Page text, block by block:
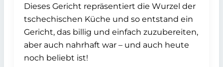
Dieses Gericht repräsentiert die Wurzel der
tschechischen Küche und so entstand ein
Gericht, das billig und einfach zuzubereiten,
aber auch nahrhaft war – und auch heute
noch beliebt ist!